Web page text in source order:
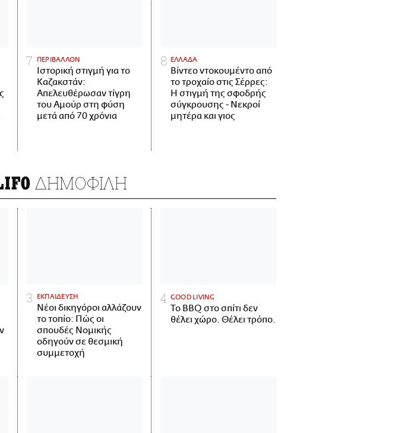
ΠΕΡΙΒΑΛΛΟΝ
Ιστορική στιγμή για το
Καζακστάν:
Απελευθέρωσαν τίγρη
του Αμούρ στη φύση
μετά από 70 χρόνια
ΕΛΛΑΔΑ
Βίντεο ντοκουμέντο από
το τροχαίο στις Σέρρες:
Η στιγμή της σφοδρής
σύγκρουσης - Νεκροί
μητέρα και γιος
ΔΗΜΟΦΙΛΗ
ΕΚΠΑΙΔΕΥΣΗ
Νέοι δικηγόροι αλλάζουν
το τοπίο: Πώς οι
σπουδές Νομικής
οδηγούν σε θεσμική
συμμετοχή
GOOD LIVING
Το BBQ στο σπίτι δεν
θέλει χώρο. Θέλει τρόπο.